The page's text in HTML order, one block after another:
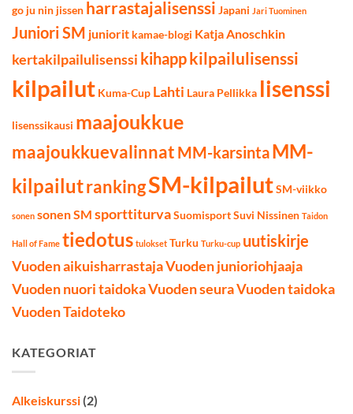
go ju nin jissen harrastajalisenssi Japani Jari Tuominen
Juniori SM juniorit kamae-blogi Katja Anoschkin
kertakilpailulisenssi kihappkilpailulisenssi
kilpailut Kuma-Cup Lahti Laura Pellikka lisenssi
lisenssikausi maajoukkue
maajoukkuevalinnat MM-karsintaMM-
kilpailutrankingSM-kilpailutSM-viikko
sonen sonen SM sporttiturvaSuomisportSuvi Nissinen Taidon
Hall of Fame tiedotus tulokset Turku Turku-cup uutiskirje
Vuoden aikuisharrastajaVuoden junioriohjaaja
Vuoden nuori taidokaVuoden seuraVuoden taidoka
Vuoden Taidoteko
KATEGORIAT
Alkeiskurssi (2)